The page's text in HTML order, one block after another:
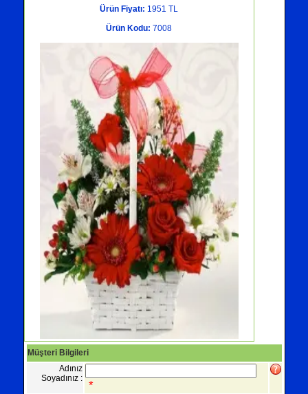
Ürün Fiyatı: 1951 TL
Ürün Kodu: 7008
Müşteri Bilgileri
Adınız
Soyadınız :
*